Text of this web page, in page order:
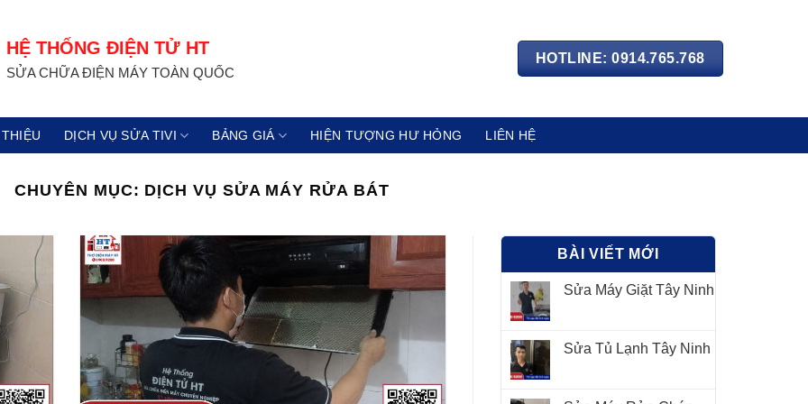
HỆ THỐNG ĐIỆN TỬ HT
SỬA CHỮA ĐIỆN MÁY TOÀN QUỐC
HOTLINE: 0914.765.768
DỊCH VỤ SỬA TIVI BẢNG GIÁ HIỆN TƯỢNG HƯ HỎNG LIÊN HỆ
CHUYÊN MỤC: DỊCH VỤ SỬA MÁY RỬA BÁT
BÀI VIẾT MỚI
Sửa Máy Giặt Tây Ninh
Sửa Tủ Lạnh Tây Ninh